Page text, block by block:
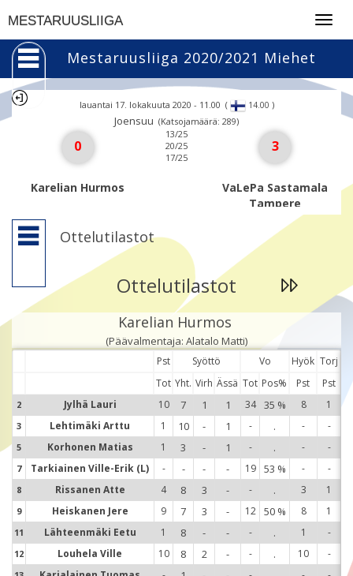
MESTARUUSLIIGA
Mestaruusliiga 2020/2021 Miehet
lauantai 17. lokakuuta 2020 - 11.00 ( 14.00 )
Joensuu (Katsojamäärä: 289)
0
Karelian Hurmos
13/25
20/25
17/25
3
VaLePa Sastamala
Tampere
Ottelutilastot
Ottelutilastot
Karelian Hurmos
(Päävalmentaja: Alatalo Matti)
Pst Syöttö Vo Hyök Torj
Tot Yht. Virh Ässä Tot Pos% Pst Pst
2 Jylhä Lauri 10 7 1 1 34 35 % 8 1
3 Lehtimäki Arttu 1 10 - 1 - . - -
5 Korhonen Matias 1 3 - 1 - . - -
7 Tarkiainen Ville-Erik (L) - - - - 19 53 % - -
8 Rissanen Atte 4 8 3 - - . 3 1
9 Heiskanen Jere 9 7 3 - 12 50 % 8 1
11 Lähteenmäki Eetu 1 8 - - - . 1 -
12 Louhela Ville 10 8 2 - - . 10 -